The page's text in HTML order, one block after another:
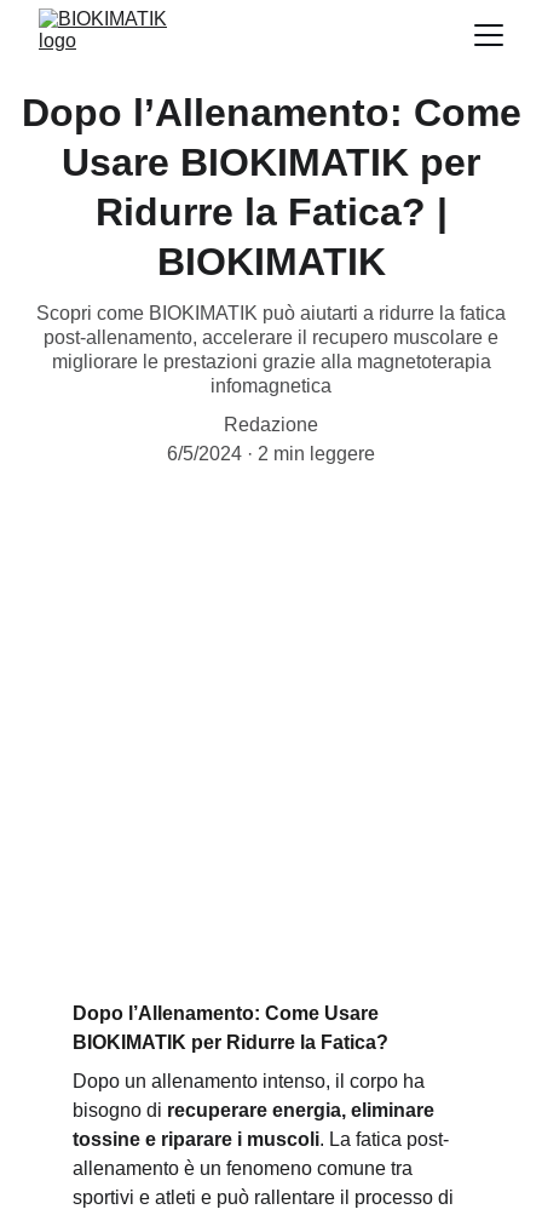
Dopo l’Allenamento: Come
Usare BIOKIMATIK per
Ridurre la Fatica? |
BIOKIMATIK
Scopri come BIOKIMATIK può aiutarti a ridurre la fatica
post-allenamento, accelerare il recupero muscolare e
migliorare le prestazioni grazie alla magnetoterapia
infomagnetica
Redazione
6/5/2024
2 min leggere
Dopo l’Allenamento: Come Usare
BIOKIMATIK per Ridurre la Fatica?
Dopo un allenamento intenso, il corpo ha
bisogno di recuperare energia, eliminare
tossine e riparare i muscoli. La fatica post-
allenamento è un fenomeno comune tra
sportivi e atleti e può rallentare il processo di